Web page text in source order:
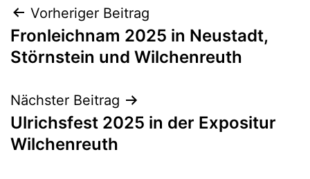
Beitragsnavigation
Vorheriger Beitrag
Fronleichnam 2025 in Neustadt,
Störnstein und Wilchenreuth
Nächster Beitrag
Ulrichsfest 2025 in der Expositur
Wilchenreuth